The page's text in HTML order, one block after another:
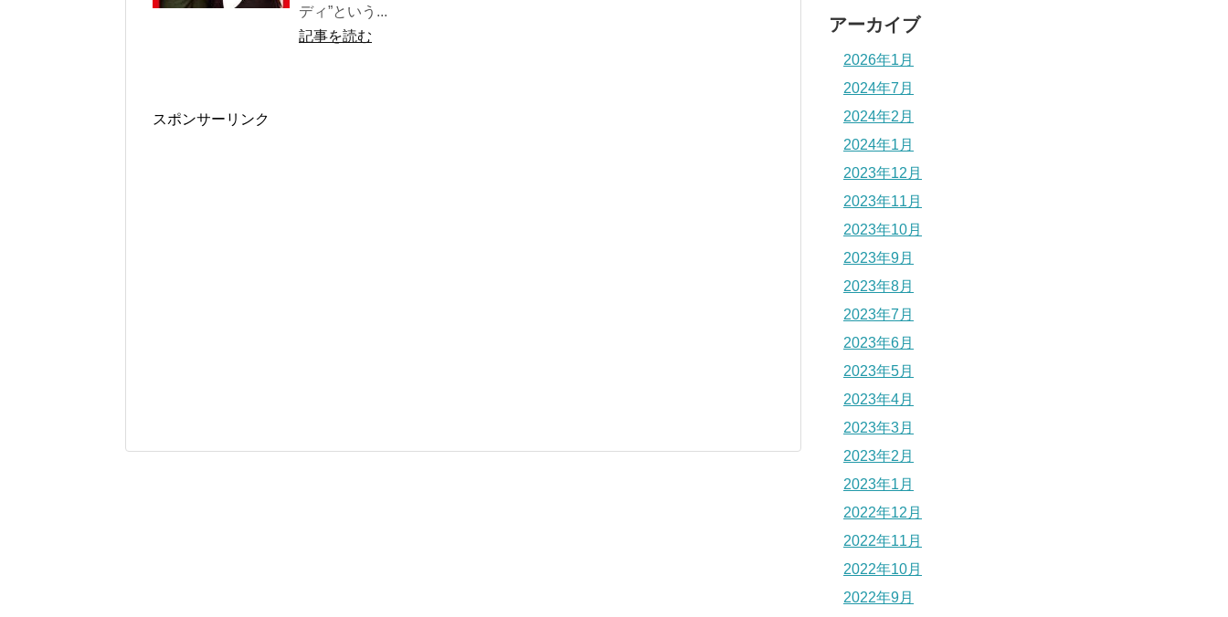
ディ”という...
記事を読む
スポンサーリンク
アーカイブ
2026年1月
2024年7月
2024年2月
2024年1月
2023年12月
2023年11月
2023年10月
2023年9月
2023年8月
2023年7月
2023年6月
2023年5月
2023年4月
2023年3月
2023年2月
2023年1月
2022年12月
2022年11月
2022年10月
2022年9月